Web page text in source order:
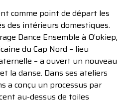
comme point de départ les
des intérieurs domestiques.
Dance Ensemble à O’okiep,
du Cap Nord – lieu
– a ouvert un nouveau
la danse. Dans ses ateliers
a conçu un processus par
au-dessus de toiles